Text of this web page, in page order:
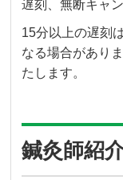
遅刻、無断キャ
15分以上の遅刻
なる場合があり
たします。
鍼灸師紹